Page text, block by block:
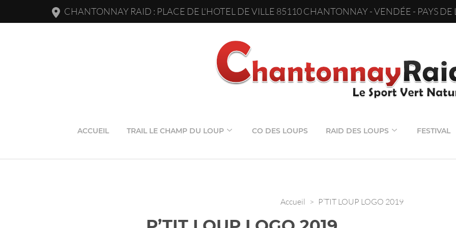
CHANTONNAY RAID : PLACE DE L'HOTEL DE VILLE 85110 CHANTONNAY - VENDÉE - PAYS DE
ACCUEIL TRAIL LE CHAMP DU LOUP CO DES LOUPS RAID DES LOUPS FESTIVAL
Accueil > P’TIT LOUP LOGO 2019